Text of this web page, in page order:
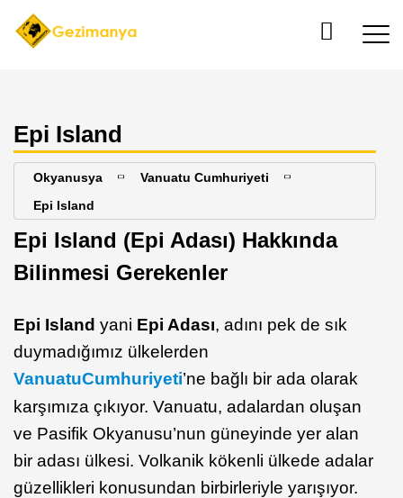
Epi Island
Okyanusya
Vanuatu Cumhuriyeti
Epi Island
Epi Island (Epi Adası) Hakkında
Bilinmesi Gerekenler
Epi Island yani Epi Adası, adını pek de sık
duymadığımız ülkelerden
VanuatuCumhuriyeti’ne bağlı bir ada olarak
karşımıza çıkıyor. Vanuatu, adalardan oluşan
ve Pasifik Okyanusu’nun güneyinde yer alan
bir adası ülkesi. Volkanik kökenli ülkede adalar
güzellikleri konusundan birbirleriyle yarışıyor.